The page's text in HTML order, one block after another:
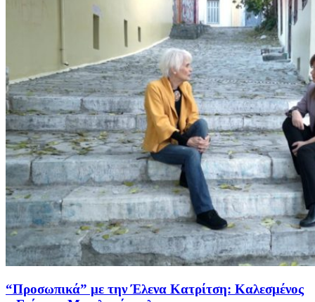
“Προσωπικά” με την Έλενα Κατρίτση: Καλεσμένος